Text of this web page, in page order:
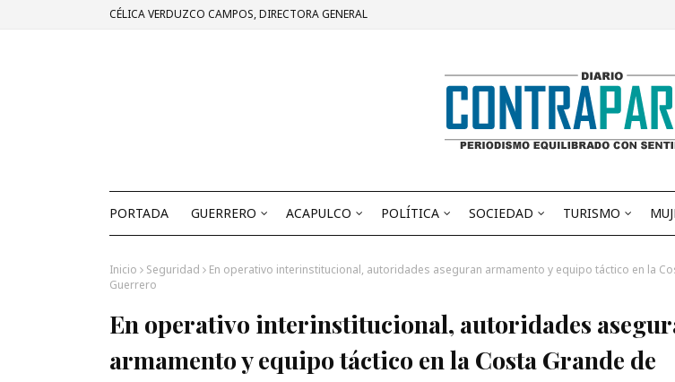
CÉLICA VERDUZCO CAMPOS, DIRECTORA GENERAL
PORTADA GUERRERO ACAPULCO POLÍTICA SOCIEDAD TURISMO
Inicio Seguridad
En operativo interinstitucional, autoridades aseguran armamento y equipo táctico en la
Guerrero
En operativo interinstitucional, autoridades
armamento y equipo táctico en la Costa Grande de